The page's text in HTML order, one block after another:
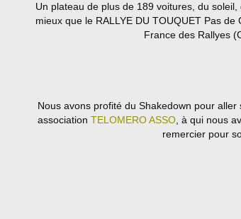
Un plateau de plus de 189 voitures, du
mieux que le RALLYE DU TOUQUET Pas
France des Rallyes
Nous avons profité du Shakedown pour
association TELOMERO ASSO , à qui nous
remercier pour